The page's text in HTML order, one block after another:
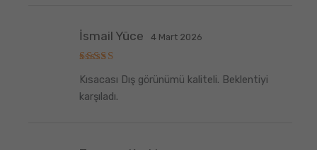
üzerinden
5
oy aldı
İsmail Yüce 4 Mart 2026
Kısacası Dış görünümü kaliteli. Beklentiyi
karşıladı.